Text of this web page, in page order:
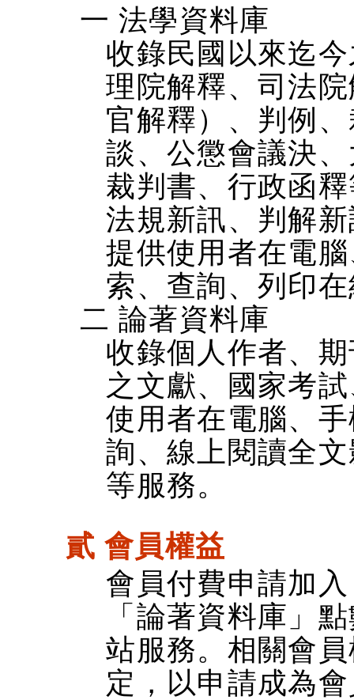
一 法學資料庫
收錄民國以來迄
理院解釋、司法
官解釋）、判例
談、公懲會議決
裁判書、行政函
法規新訊、判解
提供使用者在電
索、查詢、列印
二 論著資料庫
收錄個人作者、
之文獻、國家考
使用者在電腦、
詢、線上閱讀全
等服務。
貳 會員權益
會員付費申請加
「論著資料庫」
站服務。相關會
定，以申請成為